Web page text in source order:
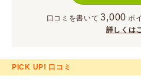
口コミを書いて 3,000 ポ
詳しくは
PICK UP! 口コミ